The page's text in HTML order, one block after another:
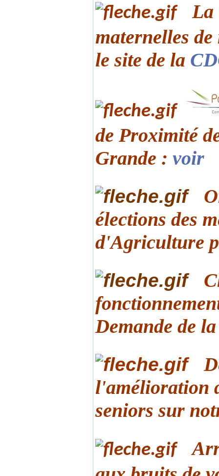
La
maternelles
le site de la
de Proximité
Grande : voir
élections des
d'Agriculture
Demande de
l'amélioration
seniors sur